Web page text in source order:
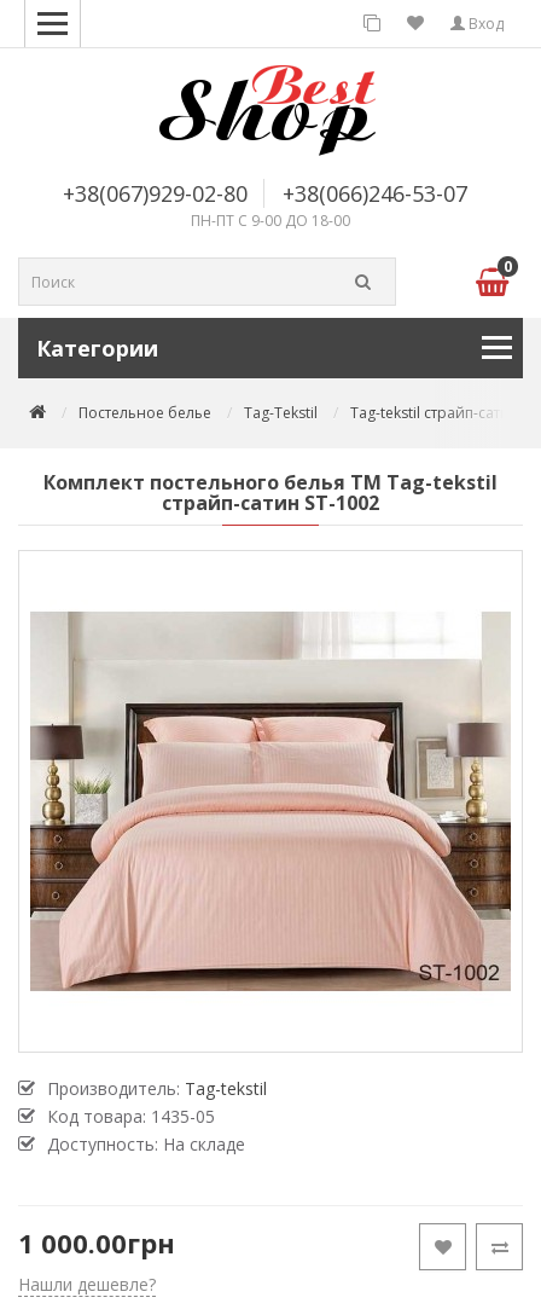
Вход
+38(067)929-02-80 +38(066)246-53-07
ПН-ПТ С 9-00 ДО 18-00
0
Категории
Постельное белье Tag-Tekstil Tag-tekstil страйп-сатин
Комплект постельного белья TM Tag-tekstil
страйп-сатин ST-1002
Производитель: Tag-tekstil
Код товара: 1435-05
Доступность: На складе
1 000.00грн
Нашли дешевле?